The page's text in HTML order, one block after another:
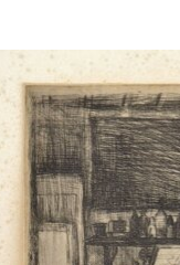
Bartolini
Agli amatori